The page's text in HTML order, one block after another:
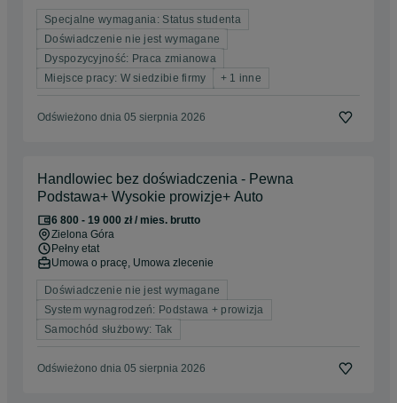
Specjalne wymagania: Status studenta
Doświadczenie nie jest wymagane
Dyspozycyjność: Praca zmianowa
Miejsce pracy: W siedzibie firmy
+ 1 inne
Odświeżono dnia 05 sierpnia 2026
Handlowiec bez doświadczenia - Pewna
Podstawa+ Wysokie prowizje+ Auto
6 800 - 19 000 zł / mies. brutto
Zielona Góra
Pełny etat
Umowa o pracę, Umowa zlecenie
Doświadczenie nie jest wymagane
System wynagrodzeń: Podstawa + prowizja
Samochód służbowy: Tak
Odświeżono dnia 05 sierpnia 2026